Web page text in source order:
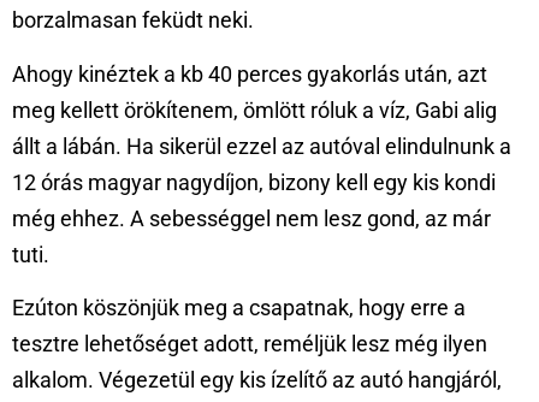
borzalmasan feküdt neki.
Ahogy kinéztek a kb 40 perces gyakorlás után, azt
meg kellett örökítenem, ömlött róluk a víz, Gabi alig
állt a lábán. Ha sikerül ezzel az autóval elindulnunk a
12 órás magyar nagydíjon, bizony kell egy kis kondi
még ehhez. A sebességgel nem lesz gond, az már
tuti.
Ezúton köszönjük meg a csapatnak, hogy erre a
tesztre lehetőséget adott, reméljük lesz még ilyen
alkalom. Végezetül egy kis ízelítő az autó hangjáról,